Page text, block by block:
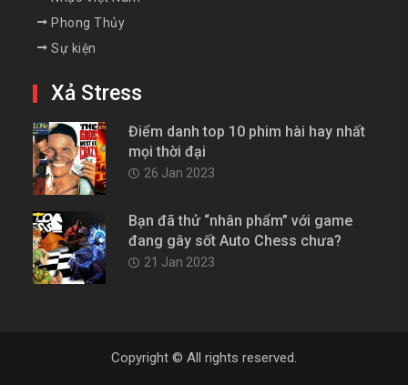
Phong Thủy
Sự kiện
Xả Stress
Điểm danh top 10 phim hài hay nhất
mọi thời đại
26 Jan 2023
Bạn đã thử “nhân phẩm” với game
đang gây sốt Auto Chess chưa?
21 Jan 2023
Copyright © All rights reserved.